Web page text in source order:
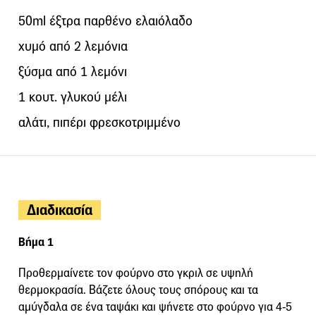
50ml έξτρα παρθένο ελαιόλαδο
χυμό από 2 λεμόνια
ξύσμα από 1 λεμόνι
1 κουτ. γλυκού μέλι
αλάτι, πιπέρι φρεσκοτριμμένο
Διαδικασία
Βήμα 1
Προθερμαίνετε τον φούρνο στο γκριλ σε υψηλή
θερμοκρασία. Βάζετε όλους τους σπόρους και τα
αμύγδαλα σε ένα ταψάκι και ψήνετε στο φούρνο για 4-5